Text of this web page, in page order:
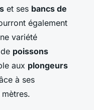
et ses bancs de
également
variété
poissons
aux plongeurs
à ses